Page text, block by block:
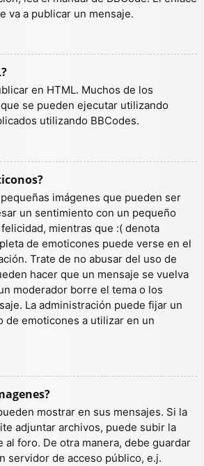
va a publicar un mensaje.
en HTML. Muchos de los
se pueden ejecutar utilizando
utilizando BBCodes.
imágenes que pueden ser
un sentimiento con un pequeño
mientras que :( denota
de emoticones puede verse en el
Trate de no abusar del uso de
hacer que un mensaje se vuelva
moderador borre el tema o los
La administración puede fijar un
de emoticones a utilizar en un
mostrar en sus mensajes. Si la
adjuntar archivos, puede subir la
al foro. De otra manera, debe guardar
servidor de acceso público, e.j.